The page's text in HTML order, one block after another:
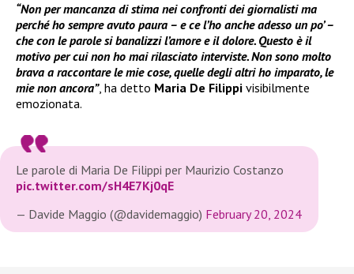
“Non per mancanza di stima nei confronti dei giornalisti ma
perché ho sempre avuto paura – e ce l’ho anche adesso un po’ –
che con le parole si banalizzi l’amore e il dolore. Questo è il
motivo per cui non ho mai rilasciato interviste. Non sono molto
brava a raccontare le mie cose, quelle degli altri ho imparato, le
mie non ancora”, ha detto Maria De Filippi visibilmente
emozionata.
Le parole di Maria De Filippi per Maurizio Costanzo
pic.twitter.com/sH4E7Kj0qE
— Davide Maggio (@davidemaggio) February 20, 2024